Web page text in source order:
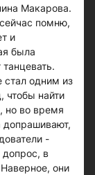
Макарова.
помню,
и
была
стал одним из
чтобы найти
но во время
допрашивают,
-
в
они